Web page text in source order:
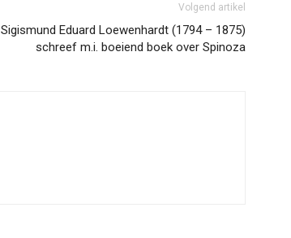
Volgend artikel
Sigismund Eduard Loewenhardt (1794 – 1875)
schreef m.i. boeiend boek over Spinoza